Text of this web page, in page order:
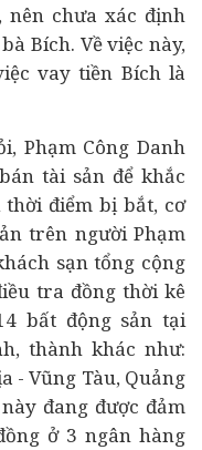
chưa xác định
Bích. Về việc này,
vay tiền Bích là
Phạm Công Danh
tài sản để khắc
thời điểm bị bắt, cơ
trên người Phạm
sạn tổng cộng
tra đồng thời kê
bất động sản tại
thành khác như:
- Vũng Tàu, Quảng
đang được đảm
ở 3 ngân hàng